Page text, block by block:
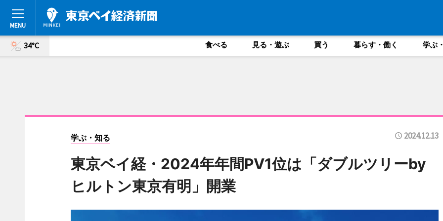
34°C 食べる 見る・遊ぶ 買う 暮らす・働く 学ぶ
学ぶ・知る 2024.12.13
東京ベイ経・2024年年間PV1位は「ダブルツリーby
ヒルトン東京有明」開業